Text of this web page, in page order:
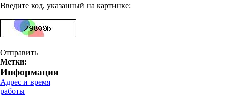
Введите код, указанный на картинке:
Отправить
Метки:
Информация
Адрес и время
работы